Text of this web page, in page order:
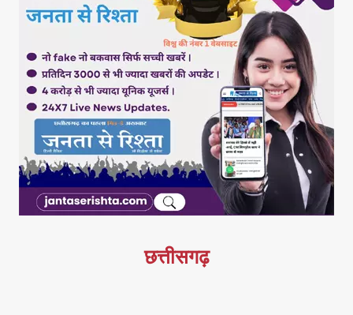
छत्तीसगढ़